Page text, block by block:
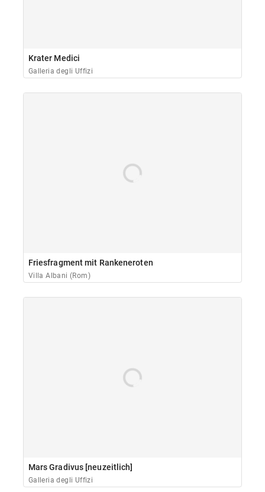
Krater Medici
Galleria degli Uffizi
Friesfragment mit Rankeneroten
Villa Albani (Rom)
Mars Gradivus [neuzeitlich]
Galleria degli Uffizi